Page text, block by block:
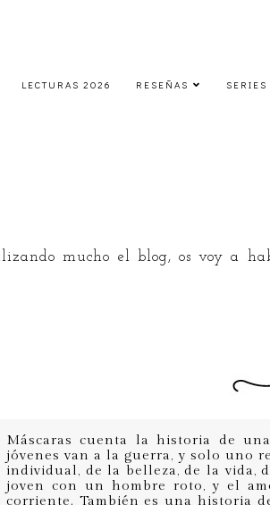
LECTURAS 2026 RESEÑAS SERIES
mucho el blog, os voy a
Máscaras cuenta la historia de
jóvenes van a la guerra, y solo uno
individual, de la belleza, de la vida,
joven con un hombre roto, y el
corriente. También es una historia